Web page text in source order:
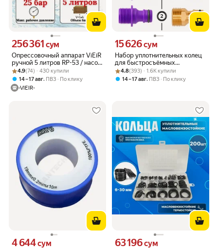
Опрессовочный аппарат ViEiR
ручной 5 литров RP-53 / насос
для подкачки системы
отопления
Цена 256361 сум вместо
256 361 сум
Рейтинг товара: 4.9 из 5
Оценок: (74) · 430 купили
4.9(74) · 430 купили
14 – 17 авг, ПВЗ
По клику
-VIEIR-
Набор уплотнительных колец
для быстросъёмных
фитингов,16мм, 10шт
Цена 15626 сум вместо
15 626сум
Рейтинг товара: 4.8 из 5
Оценок: (393) · 1.6K купили
4.8(393) · 1.6K купили
14 – 17 авг, ПВЗ По клику
Цена 4644 сум вместо
4 644сум Цена 63196 сум вместо
63 196сум